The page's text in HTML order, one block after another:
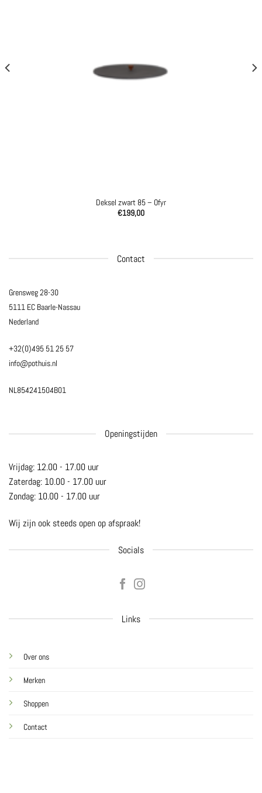
Deksel zwart 85 – Ofyr
€199,00
Contact
Grensweg 28-30
5111 EC Baarle-Nassau
Nederland
+32(0)495 51 25 57
info@pothuis.nl
NL854241504B01
Links
Over ons
Merken
Shoppen
Contact
Openingstijden
Vrijdag: 12.00 - 17.00 uur
Zaterdag: 10.00 - 17.00 uur
Zondag: 10.00 - 17.00 uur
Wij zijn ook steeds open op afspraak!
Socials